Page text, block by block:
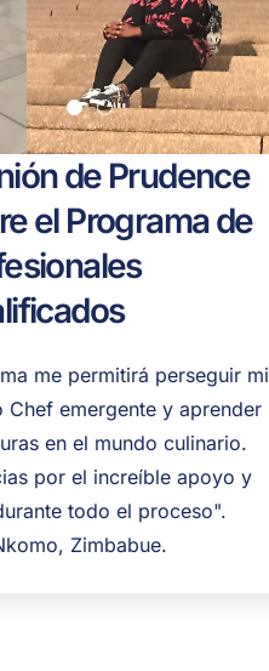
de Prudence
el Programa de
me permitirá perseguir mi
Chef emergente y aprender
en el mundo culinario.
por el increíble apoyo y
todo el proceso".
Zimbabue.